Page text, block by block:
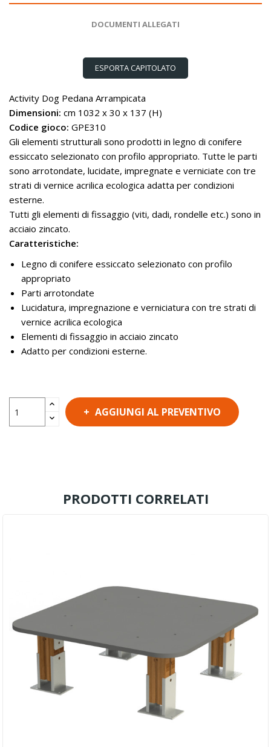
DOCUMENTI ALLEGATI
ESPORTA CAPITOLATO
Activity Dog Pedana Arrampicata
Dimensioni: cm 1032 x 30 x 137 (H)
Codice gioco: GPE310
Gli elementi strutturali sono prodotti in legno di conifere
essiccato selezionato con profilo appropriato. Tutte le parti
sono arrotondate, lucidate, impregnate e verniciate con tre
strati di vernice acrilica ecologica adatta per condizioni
esterne.
Tutti gli elementi di fissaggio (viti, dadi, rondelle etc.) sono in
acciaio zincato.
Caratteristiche:
Legno di conifere essiccato selezionato con profilo
appropriato
Parti arrotondate
Lucidatura, impregnazione e verniciatura con tre strati di
vernice acrilica ecologica
Elementi di fissaggio in acciaio zincato
Adatto per condizioni esterne.
AGGIUNGI AL PREVENTIVO
PRODOTTI CORRELATI